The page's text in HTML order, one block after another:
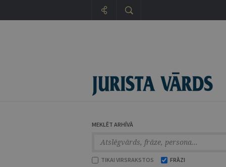
MEKLĒT ARHĪVĀ
TIKAI VIRSRAKSTOS FRĀZI